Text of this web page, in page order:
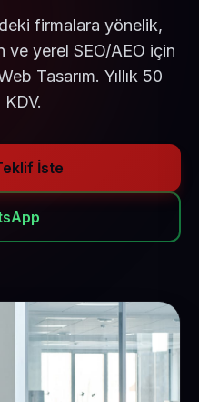
firmalara yönelik,
ve yerel SEO/AEO için
Tasarım. Yıllık 50
İste